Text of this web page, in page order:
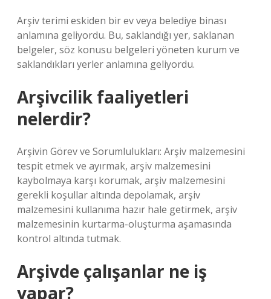
Arşiv terimi eskiden bir ev veya belediye binası
anlamına geliyordu. Bu, saklandığı yer, saklanan
belgeler, söz konusu belgeleri yöneten kurum ve
saklandıkları yerler anlamına geliyordu.
Arşivcilik faaliyetleri
nelerdir?
Arşivin Görev ve Sorumlulukları: Arşiv malzemesini
tespit etmek ve ayırmak, arşiv malzemesini
kaybolmaya karşı korumak, arşiv malzemesini
gerekli koşullar altında depolamak, arşiv
malzemesini kullanıma hazır hale getirmek, arşiv
malzemesinin kurtarma-oluşturma aşamasında
kontrol altında tutmak.
Arşivde çalışanlar ne iş
yapar?